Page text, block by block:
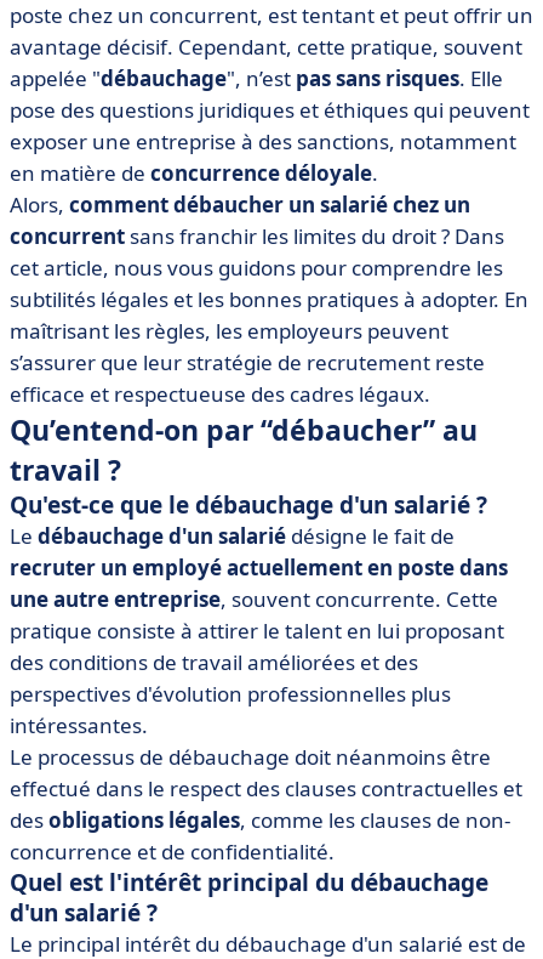
• Risques et sanctions liés au débauchage pour une
société
• Nos conseils pratiques pour un débauchage éthique
et légal
• Entre droit du travail et intérêt commercial, que
retenir du débauchage ?
poste chez un concurrent, est tentant et peut offrir un
avantage décisif. Cependant, cette pratique, souvent
appelée "débauchage", n’est pas sans risques. Elle
pose des questions juridiques et éthiques qui peuvent
exposer une entreprise à des sanctions, notamment
en matière de concurrence déloyale.
Alors, comment débaucher un salarié chez un
concurrent sans franchir les limites du droit ? Dans
cet article, nous vous guidons pour comprendre les
subtilités légales et les bonnes pratiques à adopter. En
maîtrisant les règles, les employeurs peuvent
s’assurer que leur stratégie de recrutement reste
efficace et respectueuse des cadres légaux.
Qu’entend-on par “débaucher” au
travail ?
Qu'est-ce que le débauchage d'un salarié ?
Le débauchage d'un salarié désigne le fait de
recruter un employé actuellement en poste dans
une autre entreprise, souvent concurrente. Cette
pratique consiste à attirer le talent en lui proposant
des conditions de travail améliorées et des
perspectives d'évolution professionnelles plus
intéressantes.
Le processus de débauchage doit néanmoins être
effectué dans le respect des clauses contractuelles et
desobligations légales, comme les clauses de non-
concurrence et de confidentialité.
Quel est l'intérêt principal du débauchage
d'un salarié ?
Le principal intérêt du débauchage d'un salarié est de